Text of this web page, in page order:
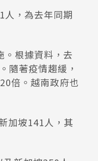
，為去年同期
。根據資料，去
隨著疫情趨緩，
倍。越南政府也
加坡141人，其